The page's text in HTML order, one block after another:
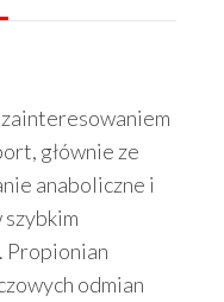
głównie ze
anaboliczne i
Propionian
odmian